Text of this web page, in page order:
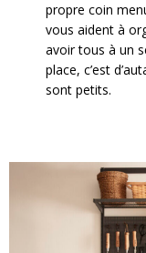
propre coin
vous aident à
avoir tous à un
place, c’est
sont petits.